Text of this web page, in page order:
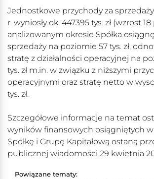
Jednostkowe przychody za
r. wyniosły ok. 447395 tys. zł (wzrost
analizowanym okresie Spółka
sprzedaży na poziomie 57 tys. zł,
stratę z działalności operacyjnej na
tys. zł m.in. w związku z niższymi
operacyjnymi oraz stratę netto w
tys. zł.
Szczegółowe informacje na temat
wyników finansowych osiągniętych w
Spółkę i Grupę Kapitałową ostaną
publicznej wiadomości 29 kwietnia
Powiązane tematy: